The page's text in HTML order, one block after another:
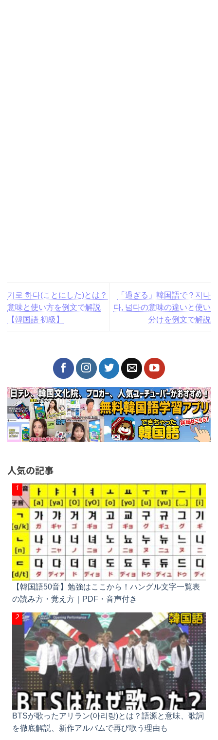
기로 하다(ことにした)と
は？意味と使い方を例文で
「過ぎる」韓国語で？지나
다, 넘다の意味の違いと使い
人気の記事
【韓国語50音】勉強はここから！ハングル文字一覧
表の読み方・覚え方｜PDF・音声付き
BTSが歌ったアリラン(아리랑)とは？語源と意味、歌